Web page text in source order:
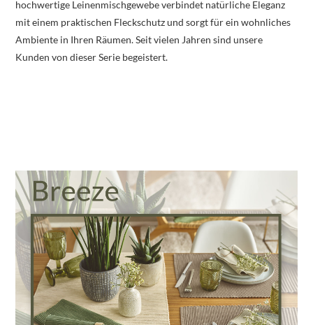
hochwertige Leinenmischgewebe verbindet natürliche Eleganz
mit einem praktischen Fleckschutz und sorgt für ein wohnliches
Ambiente in Ihren Räumen. Seit vielen Jahren sind unsere
Kunden von dieser Serie begeistert.